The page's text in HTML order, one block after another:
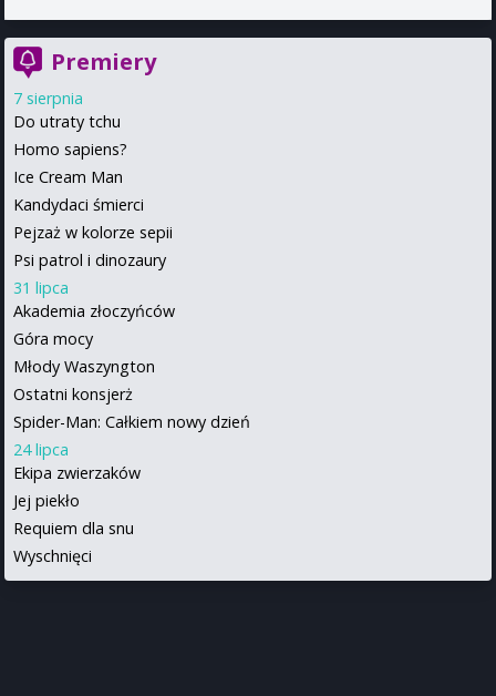
Premiery
7 sierpnia
Do utraty tchu
Homo sapiens?
Ice Cream Man
Kandydaci śmierci
Pejzaż w kolorze sepii
Psi patrol i dinozaury
31 lipca
Akademia złoczyńców
Góra mocy
Młody Waszyngton
Ostatni konsjerż
Spider-Man: Całkiem nowy dzień
24 lipca
Ekipa zwierzaków
Jej piekło
Requiem dla snu
Wyschnięci